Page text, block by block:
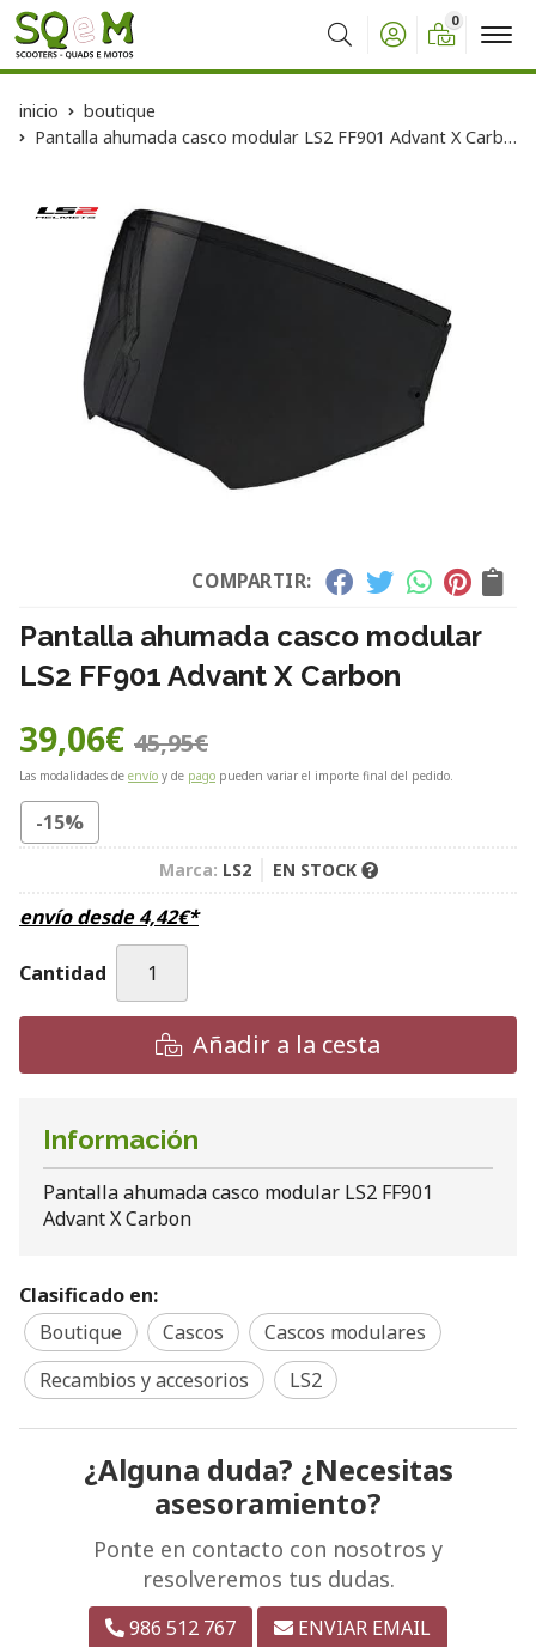
Buscar
0
inicio
boutique
Pantalla ahumada casco modular LS2 FF901 Advant X Carbon
COMPARTIR:
Pantalla ahumada casco modular
LS2 FF901 Advant X Carbon
39,06€ 45,95€
Las modalidades de envío y de pago pueden variar el importe final del pedido.
-15%
Marca: LS2 EN STOCK
envío desde4,42€*
Cantidad
Añadir a la cesta
Información
Pantalla ahumada casco modular LS2 FF901
Advant X Carbon
Clasificado en:
Boutique
Cascos
Cascos modulares
Recambios y accesorios
LS2
¿Alguna duda? ¿Necesitas
asesoramiento?
Ponte en contacto con nosotros y
resolveremos tus dudas.
986 512 767 ENVIAR EMAIL